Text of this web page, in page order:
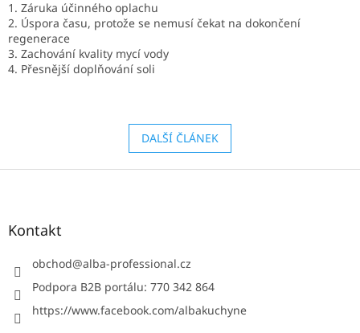
1. Záruka účinného oplachu
2. Úspora času, protože se nemusí čekat na dokončení
regenerace
3. Zachování kvality mycí vody
4. Přesnější doplňování soli
DALŠÍ ČLÁNEK
Z
Kontakt
obchod@alba-professional.cz
Podpora B2B portálu: 770 342 864
https://www.facebook.com/albakuchyne